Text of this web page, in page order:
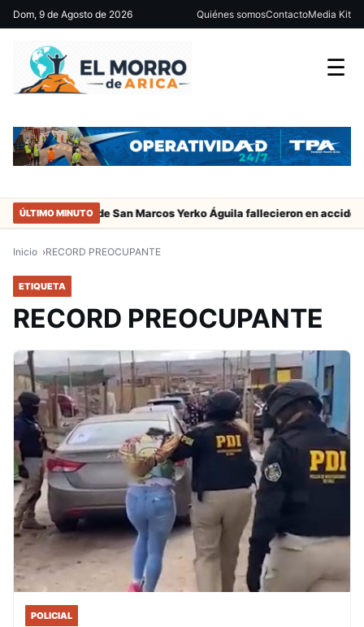
Dom, 9 de Agosto de 2026 Quiénes somosContactoMedia Kit
☰
ÚLTIMO MINUTO
del jugador de San Marcos Yerko Águila fallecieron en
Inicio RECORD PREOCUPANTE
ETIQUETA
RECORD PREOCUPANTE
POLICIAL